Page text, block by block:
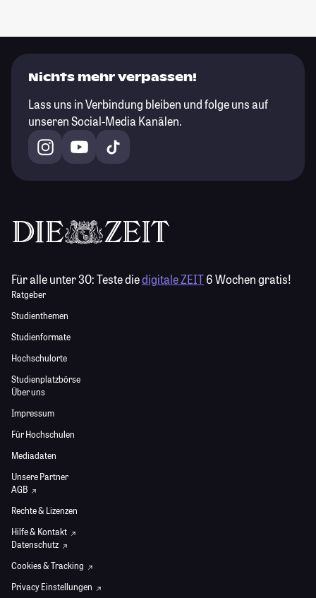
Nichts mehr verpassen!
Lass uns in Verbindung bleiben und folge uns auf
unseren Social-Media Kanälen.
Für alle unter 30:Teste diedigitale ZEIT6 Wochen gratis!
Ratgeber
Studienthemen
Studienformate
Hochschulorte
Studienplatzbörse
Über uns
Impressum
Für Hochschulen
Mediadaten
Unsere Partner
AGB
Rechte & Lizenzen
Hilfe & Kontakt
Datenschutz
Cookies & Tracking
Privacy Einstellungen